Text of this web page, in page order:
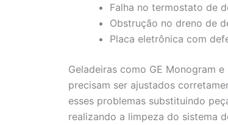
Falha no termostato de
Obstrução no dreno de
Placa eletrônica com
Geladeiras como GE Monogram
precisam ser ajustados
esses problemas substituindo
realizando a limpeza do sistema